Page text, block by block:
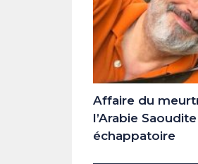
Affaire du
l’Arabie
échappatoire